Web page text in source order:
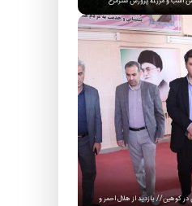
در کوهین// بازدید از هلال احمر و